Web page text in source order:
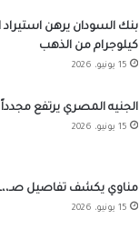
كيلوجرام من الذهب
15 يونيو، 2026
الجنيه المصري يرتفع مجدداً
15 يونيو، 2026
مناوي يكشف تفاصيل
15 يونيو، 2026